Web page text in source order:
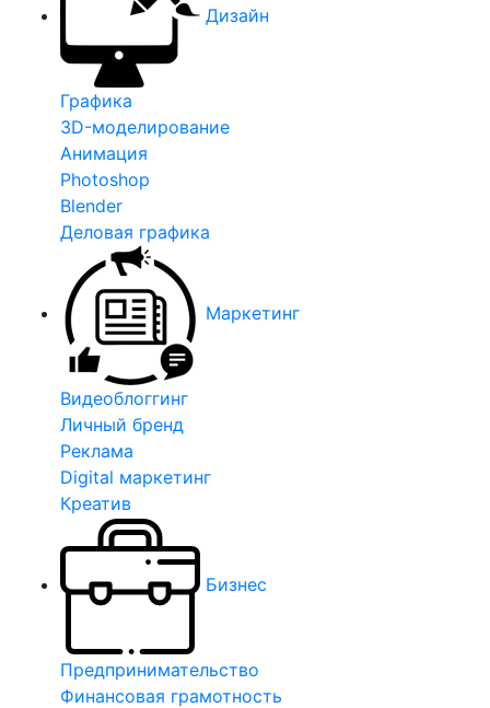
Дизайн
Графика
3D-моделирование
Анимация
Photoshop
Blender
Деловая графика
Маркетинг
Видеоблоггинг
Личный бренд
Реклама
Digital маркетинг
Креатив
Бизнес
Предпринимательство
Финансовая грамотность